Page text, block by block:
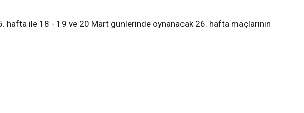
ile 18 - 19 ve 20 Mart günlerinde oynanacak 26. hafta maçlarının